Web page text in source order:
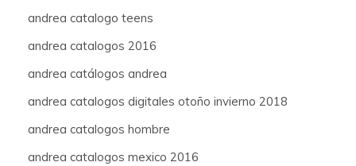
andrea catalogo teens
andrea catalogos 2016
andrea catálogos andrea
andrea catalogos digitales otoño invierno 2018
andrea catalogos hombre
andrea catalogos mexico 2016